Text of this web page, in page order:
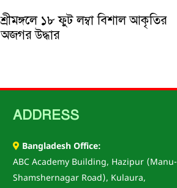
শ্রীমঙ্গলে ১৮ ফুট লম্বা বিশাল আকৃতির
অজগর উদ্ধার
ADDRESS
Bangladesh Office:
ABC Academy Building, Hazipur (Manu-
Shamshernagar Road), Kulaura,